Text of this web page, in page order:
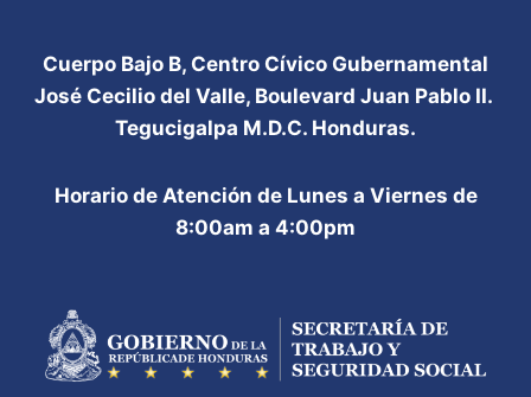
Cuerpo Bajo B, Centro Cívico Gubernamental
José Cecilio del Valle, Boulevard Juan Pablo II.
Tegucigalpa M.D.C. Honduras.
Horario de Atención de Lunes a Viernes de
8:00am a 4:00pm